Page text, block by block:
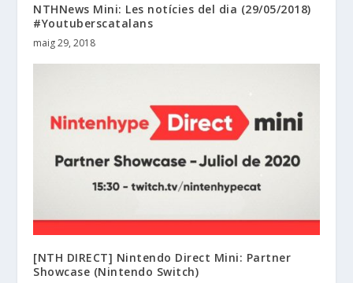
NTHNews Mini: Les notícies del dia (29/05/2018)
#Youtuberscatalans
maig 29, 2018
[NTH DIRECT] Nintendo Direct Mini: Partner
Showcase (Nintendo Switch)